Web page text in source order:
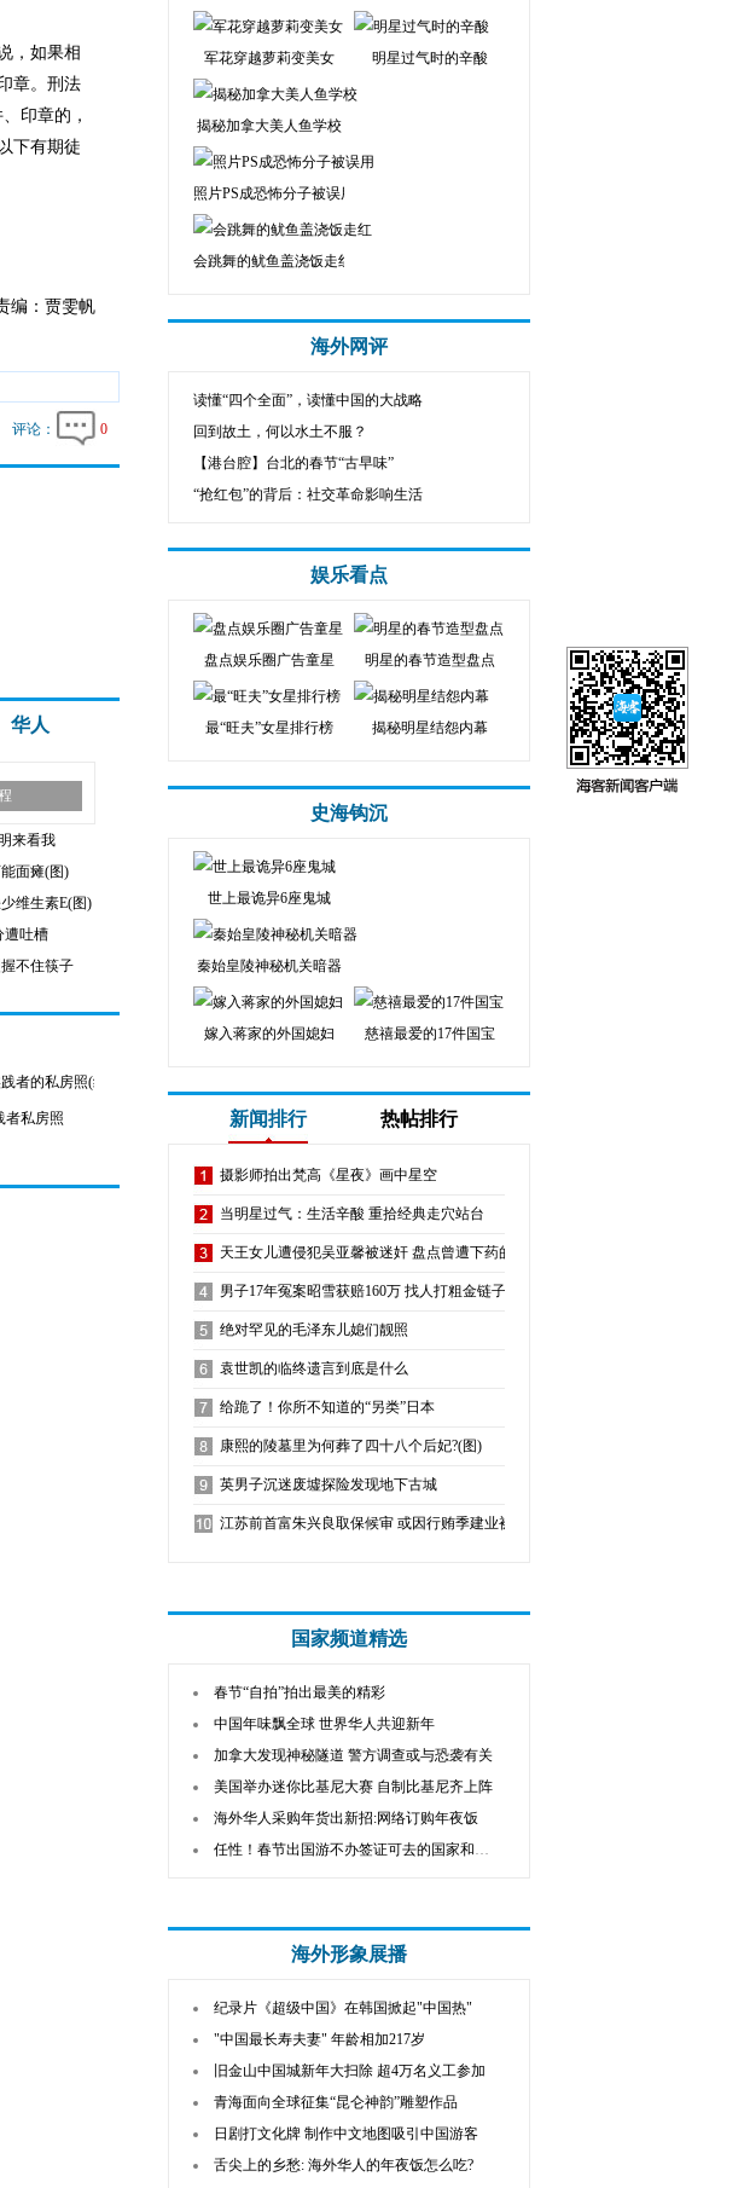
，如果相
章。刑法
印章的，
下有期徒
编：贾雯帆
评论： 0
华人
来看我
面瘫(图)
维生素E(图)
遭吐槽
不住筷子
者私房照
军花穿越萝莉变美女 明星过气时的辛酸
揭秘加拿大美人鱼学校
照片PS成恐怖分子被误用
会跳舞的鱿鱼盖浇饭走红
海外网评
读懂“四个全面”，读懂中国的大战略
回到故土，何以水土不服？
【港台腔】台北的春节“古早味”
“抢红包”的背后：社交革命影响生活
娱乐看点
盘点娱乐圈广告童星 明星的春节造型盘点
最“旺夫”女星排行榜 揭秘明星结怨内幕
史海钩沉
世上最诡异6座鬼城
秦始皇陵神秘机关暗器
嫁入蒋家的外国媳妇 慈禧最爱的17件国宝
新闻排行 热帖排行
摄影师拍出梵高《星夜》画中星空
当明星过气：生活辛酸 重拾经典走穴站台
男子17年冤案昭雪获赔160万 找人打粗金链子
绝对罕见的毛泽东儿媳们靓照
袁世凯的临终遗言到底是什么
给跪了！你所不知道的“另类”日本
康熙的陵墓里为何葬了四十八个后妃?(图)
英男子沉迷废墟探险发现地下古城
江苏前首富朱兴良取保候审 或因行贿季建业被捕
国家频道精选
春节“自拍”拍出最美的精彩
中国年味飘全球 世界华人共迎新年
加拿大发现神秘隧道 警方调查或与恐袭有关
美国举办迷你比基尼大赛 自制比基尼齐上阵
海外华人采购年货出新招:网络订购年夜饭
任性！春节出国游不办签证可去的国家和地区
海外形象展播
纪录片《超级中国》在韩国掀起"中国热"
"中国最长寿夫妻" 年龄相加217岁
旧金山中国城新年大扫除 超4万名义工参加
青海面向全球征集“昆仑神韵”雕塑作品
日剧打文化牌 制作中文地图吸引中国游客
舌尖上的乡愁: 海外华人的年夜饭怎么吃?